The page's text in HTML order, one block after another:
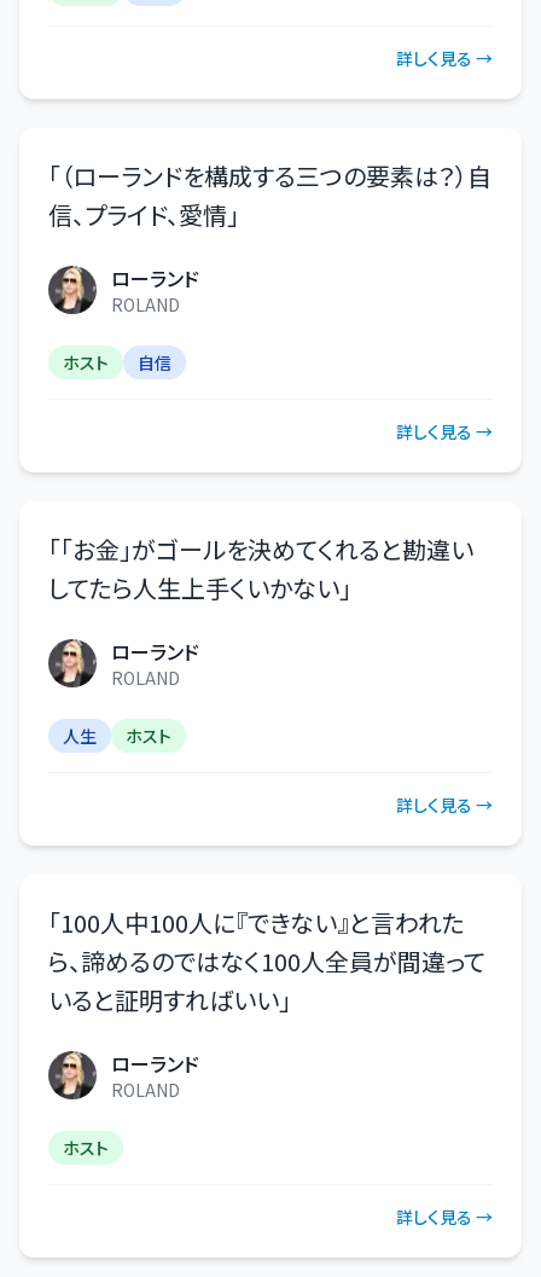
詳しく見る →
「（ローランドを構成する三つの要素は？）自
信、プライド、愛情 」
ローランド
ROLAND
ホスト 自信
詳しく見る →
「「お金」がゴールを決めてくれると勘違い
してたら人生上手くいかない」
ローランド
ROLAND
人生 ホスト
詳しく見る →
「100人中100人に『できない』と言われた
ら、諦めるのではなく100人全員が間違って
いると証明すればいい」
ローランド
ROLAND
ホスト
詳しく見る →